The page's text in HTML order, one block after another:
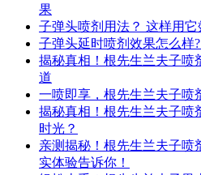
果
子弹头喷剂用法？ 这样用
子弹头延时喷剂效果怎么样
揭秘真相！根先生兰夫子喷
道
一喷即享，根先生兰夫子喷
揭秘真相！根先生兰夫子喷
时光？
亲测揭秘！根先生兰夫子喷
实体验告诉你！